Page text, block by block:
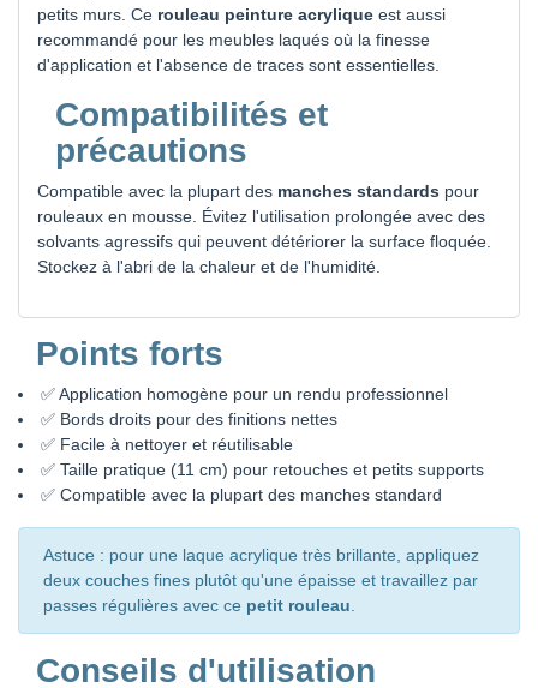
petits murs. Ce rouleau peinture acrylique est aussi
recommandé pour les meubles laqués où la finesse
d'application et l'absence de traces sont essentielles.
Compatibilités et
précautions
Compatible avec la plupart des manches standards pour
rouleaux en mousse. Évitez l'utilisation prolongée avec des
solvants agressifs qui peuvent détériorer la surface floquée.
Stockez à l'abri de la chaleur et de l'humidité.
Points forts
✅ Application homogène pour un rendu professionnel
✅ Bords droits pour des finitions nettes
✅ Facile à nettoyer et réutilisable
✅ Taille pratique (11 cm) pour retouches et petits supports
✅ Compatible avec la plupart des manches standard
Astuce : pour une laque acrylique très brillante, appliquez
deux couches fines plutôt qu'une épaisse et travaillez par
passes régulières avec ce petit rouleau
Conseils d'utilisation